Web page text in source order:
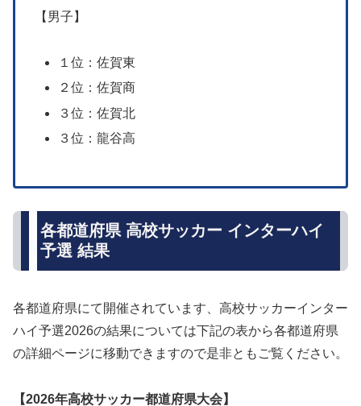
【男子】
１位：佐賀東
２位：佐賀商
３位：佐賀北
３位：龍谷高
各都道府県 高校サッカー インターハイ
予選 結果
各都道府県にて開催されています、高校サッカーインター
ハイ予選2026の結果については下記の表から各都道府県
の詳細ページに移動できますので是非ともご覧ください。
【2026年高校サッカー都道府県大会】